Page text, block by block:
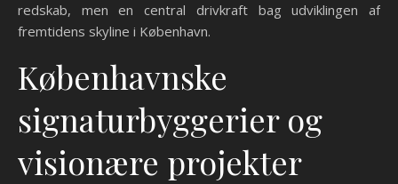
redskab, men en central drivkraft bag udviklingen af
fremtidens skyline i København.
Københavnske
signaturbyggerier og
visionære projekter